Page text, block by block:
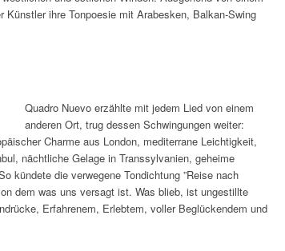
Künstler ihre Tonpoesie mit Arabesken, Balkan-Swing
Quadro Nuevo erzählte mit jedem Lied von einem
anderen Ort, trug dessen Schwingungen weiter:
Charme aus London, mediterrane Leichtigkeit,
nächtliche Gelage in Transsylvanien, geheime
kündete die verwegene Tondichtung ”Reise nach
dem was uns versagt ist. Was blieb, ist ungestillte
Erfahrenem, Erlebtem, voller Beglückendem und